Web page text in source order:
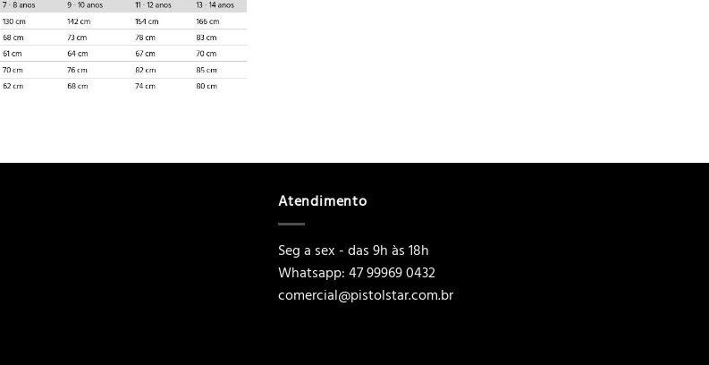
Atendimento
Seg a sex - das 9h às 18h
Whatsapp: 47 99969 0432
comercial@pistolstar.com.br